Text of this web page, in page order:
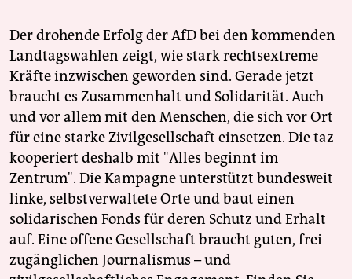
Der drohende Erfolg der AfD bei den kommenden
Landtagswahlen zeigt, wie stark rechtsextreme
Kräfte inzwischen geworden sind. Gerade jetzt
braucht es Zusammenhalt und Solidarität. Auch
und vor allem mit den Menschen, die sich vor Ort
für eine starke Zivilgesellschaft einsetzen. Die taz
kooperiert deshalb mit "Alles beginnt im
Zentrum". Die Kampagne unterstützt bundesweit
linke, selbstverwaltete Orte und baut einen
solidarischen Fonds für deren Schutz und Erhalt
auf. Eine offene Gesellschaft braucht guten, frei
zugänglichen Journalismus – und